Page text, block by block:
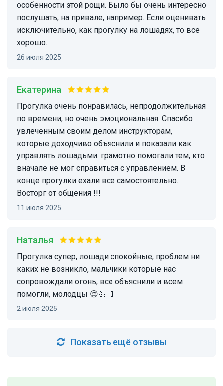
особенности этой рощи. Было бы очень интересно
послушать, на привале, например. Если оценивать
исключительно, как прогулку на лошадях, то все
хорошо.
26 июля 2025
Екатерина
прогулка очень понравилась, непродолжительная
по времени, но очень эмоциональная. Спасибо
увлеченным своим делом инструкторам,
которые доходчиво объяснили и показали как
управлять лошадьми. грамотно помогали тем, кто
вначале не мог справиться с управлением. В
конце прогулки ехали все самостоятельно.
Восторг от общения !!!
11 июля 2025
Наталья
Прогулка супер, лошади спокойные, проблем ни
каких не возникло, мальчики которые нас
сопровождали огонь, все объяснили и всем
помогли, молодцы 😌💪🏼
2 июля 2025
Показать ещё отзывы